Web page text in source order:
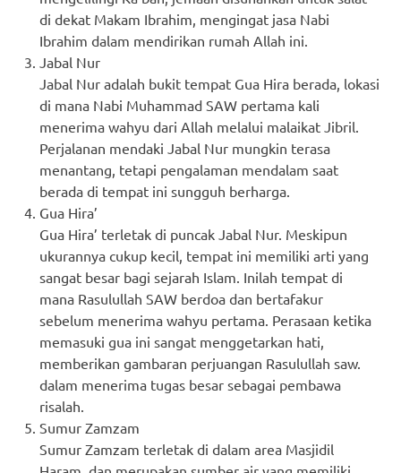
di dekat Makam Ibrahim, mengingat jasa Nabi
Ibrahim dalam mendirikan rumah Allah ini.
Jabal Nur
Jabal Nur adalah bukit tempat Gua Hira berada, lokasi
di mana Nabi Muhammad SAW pertama kali
menerima wahyu dari Allah melalui malaikat Jibril.
Perjalanan mendaki Jabal Nur mungkin terasa
menantang, tetapi pengalaman mendalam saat
berada di tempat ini sungguh berharga.
Gua Hira’
Gua Hira’ terletak di puncak Jabal Nur. Meskipun
ukurannya cukup kecil, tempat ini memiliki arti yang
sangat besar bagi sejarah Islam. Inilah tempat di
mana Rasulullah SAW berdoa dan bertafakur
sebelum menerima wahyu pertama. Perasaan ketika
memasuki gua ini sangat menggetarkan hati,
memberikan gambaran perjuangan Rasulullah saw.
dalam menerima tugas besar sebagai pembawa
risalah.
Sumur Zamzam
Sumur Zamzam terletak di dalam area Masjidil